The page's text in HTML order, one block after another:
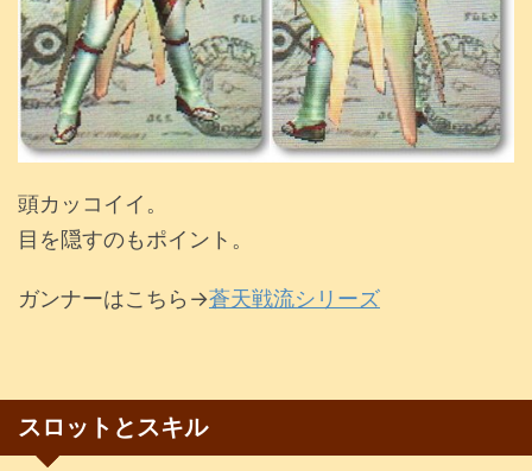
頭カッコイイ。
目を隠すのもポイント。
ガンナーはこちら→蒼天戦流シリーズ
スロットとスキル